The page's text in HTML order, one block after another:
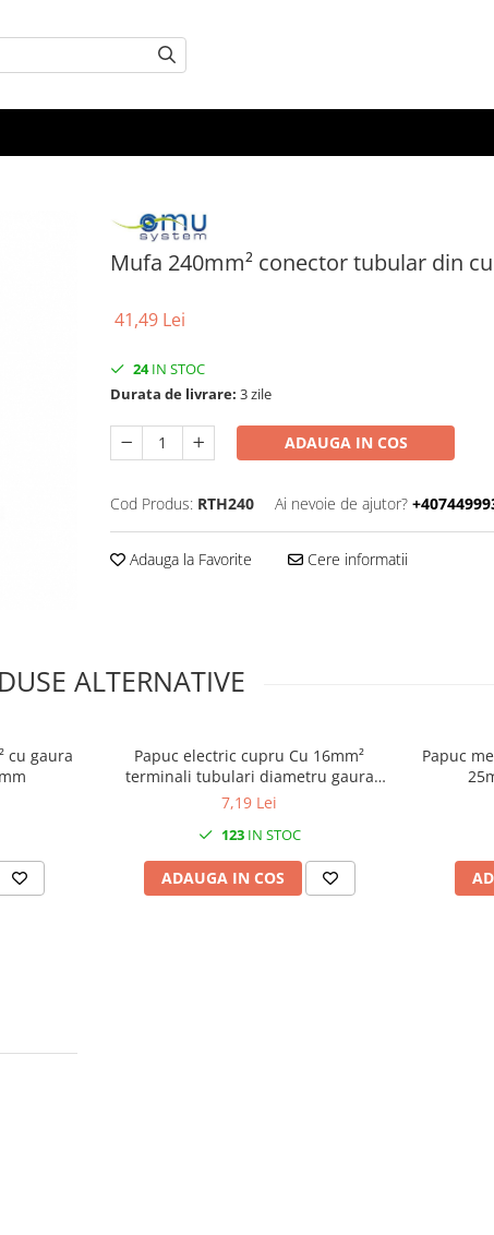
Mufa 240mm² conector tubular din
41,49 Lei
24IN STOC
Durata de livrare: 3 zile
ADAUGA IN COS
Cod Produs: RTH240 Ai nevoie de ajutor?
Adauga la Favorite Cere informatii
ALTERNATIVE
cu gaura
Papuc electric cupru Cu 16mm²
terminali tubulari diametru gaura
8mm lungime 68mm
7,19 Lei
123IN STOC
ADAUGA IN COS
Papuc